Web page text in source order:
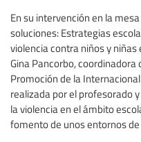
En su intervención en la
soluciones: Estrategias
violencia contra niños y niñas
Gina Pancorbo,
Promoción de la
realizada por el profesorado
la violencia en el ámbito
fomento de unos entornos